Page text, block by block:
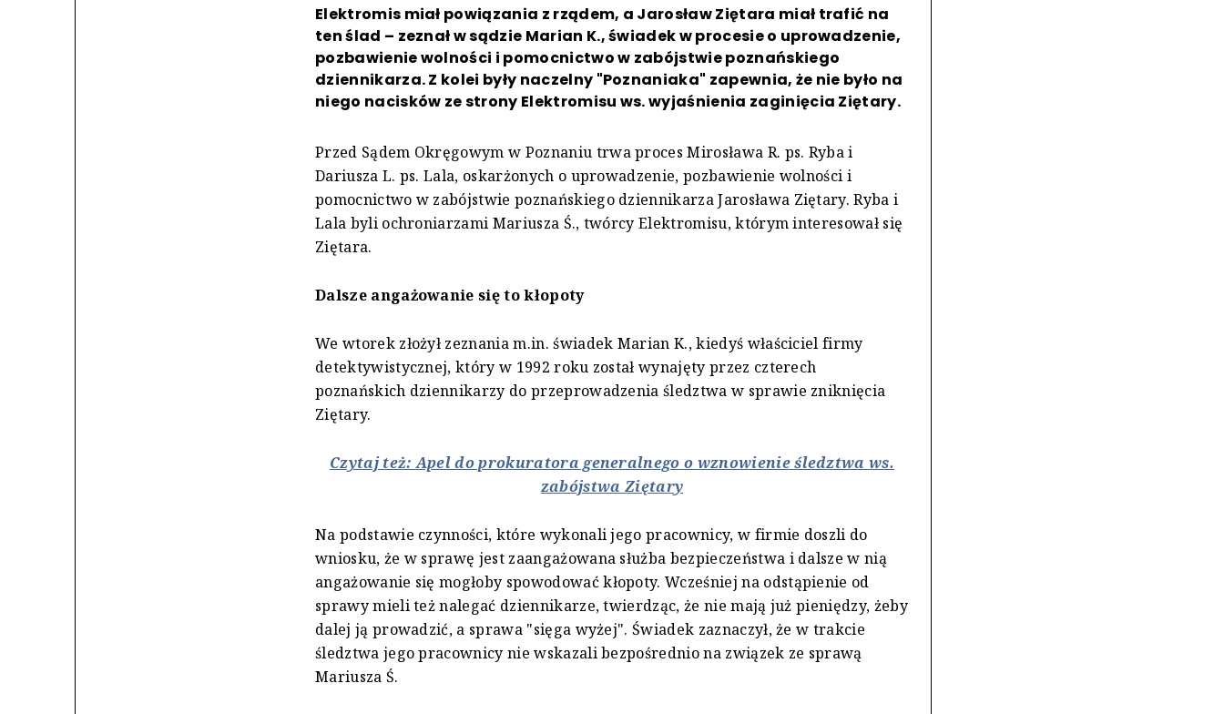
Elektromis miał powiązania z rządem, a Jarosław Ziętara miał trafić na
ten ślad – zeznał w sądzie Marian K., świadek w procesie o uprowadzenie,
pozbawienie wolności i pomocnictwo w zabójstwie poznańskiego
dziennikarza. Z kolei były naczelny "Poznaniaka" zapewnia, że nie było na
niego nacisków ze strony Elektromisu ws. wyjaśnienia zaginięcia Ziętary.
Przed Sądem Okręgowym w Poznaniu trwa proces Mirosława R. ps. Ryba i
Dariusza L. ps. Lala, oskarżonych o uprowadzenie, pozbawienie wolności i
pomocnictwo w zabójstwie poznańskiego dziennikarza Jarosława Ziętary. Ryba i
Lala byli ochroniarzami Mariusza Ś., twórcy Elektromisu, którym interesował się
Ziętara.
Dalsze angażowanie się to kłopoty
We wtorek złożył zeznania m.in. świadek Marian K., kiedyś właściciel firmy
detektywistycznej, który w 1992 roku został wynajęty przez czterech
poznańskich dziennikarzy do przeprowadzenia śledztwa w sprawie zniknięcia
Ziętary.
Czytaj też: Apel do prokuratora generalnego o wznowienie śledztwa ws.
zabójstwa Ziętary
Na podstawie czynności, które wykonali jego pracownicy, w firmie doszli do
wniosku, że w sprawę jest zaangażowana służba bezpieczeństwa i dalsze w nią
angażowanie się mogłoby spowodować kłopoty. Wcześniej na odstąpienie od
sprawy mieli też nalegać dziennikarze, twierdząc, że nie mają już pieniędzy, żeby
dalej ją prowadzić, a sprawa "sięga wyżej". Świadek zaznaczył, że w trakcie
śledztwa jego pracownicy nie wskazali bezpośrednio na związek ze sprawą
Mariusza Ś.